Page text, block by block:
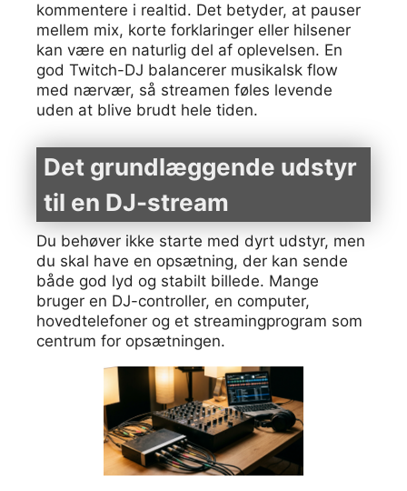
kommentere i realtid. Det betyder, at pauser
mellem mix, korte forklaringer eller hilsener
kan være en naturlig del af oplevelsen. En
god Twitch-DJ balancerer musikalsk flow
med nærvær, så streamen føles levende
uden at blive brudt hele tiden.
Det grundlæggende udstyr
til en DJ-stream
Du behøver ikke starte med dyrt udstyr, men
du skal have en opsætning, der kan sende
både god lyd og stabilt billede. Mange
bruger en DJ-controller, en computer,
hovedtelefoner og et streamingprogram som
centrum for opsætningen.